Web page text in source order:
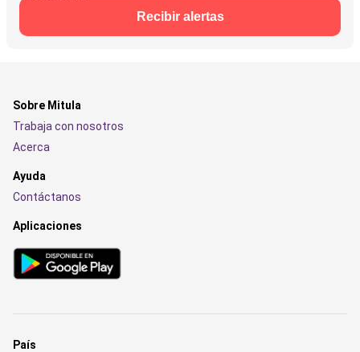
Recibir alertas
Sobre Mitula
Trabaja con nosotros
Acerca
Ayuda
Contáctanos
Aplicaciones
País